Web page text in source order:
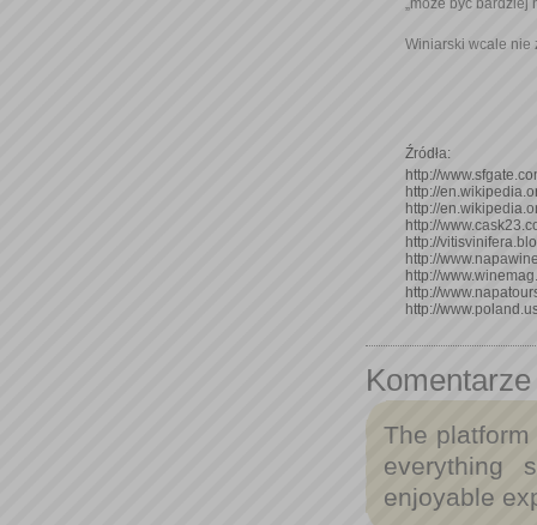
„może być bardziej
Winiarski wcale nie
Źródła:
http://
http://
http://
http://
http://
http://
http://
http://
http://
Komentarze
The
everything
enjoyable